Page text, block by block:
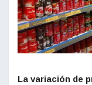
La variación de